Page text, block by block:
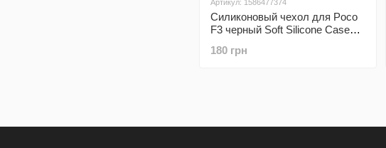
Артикул: 1586477374
Силиконовый чехол для Poco
F3 черный Soft Silicone Case
180 грн